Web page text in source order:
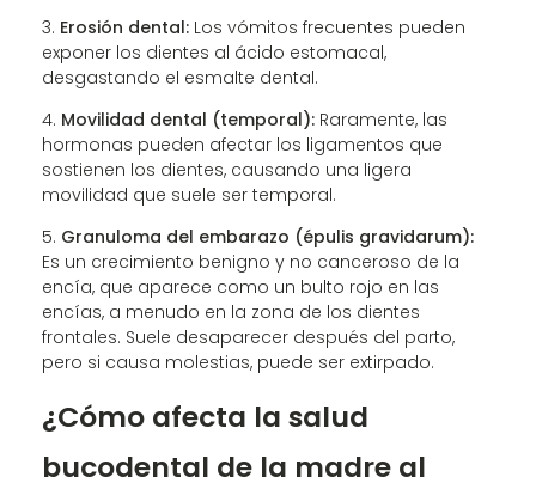
Erosión dental: Los vómitos frecuentes pueden
exponer los dientes al ácido estomacal,
desgastando el esmalte dental.
Movilidad dental (temporal): Raramente, las
hormonas pueden afectar los ligamentos que
sostienen los dientes, causando una ligera
movilidad que suele ser temporal.
Granuloma del embarazo (épulis gravidarum):
Es un crecimiento benigno y no canceroso de la
encía, que aparece como un bulto rojo en las
encías, a menudo en la zona de los dientes
frontales. Suele desaparecer después del parto,
pero si causa molestias, puede ser extirpado.
¿Cómo afecta la salud
bucodental de la madre al